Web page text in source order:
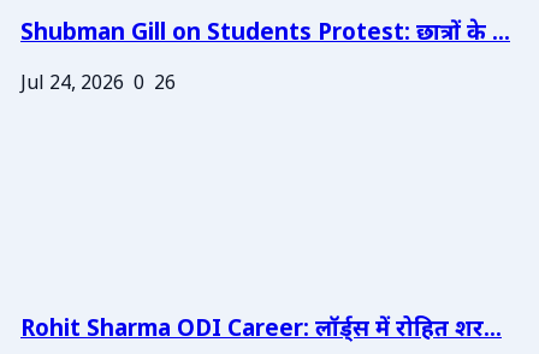
Shubman Gill on Students Protest: छात्रों के ...
Jul 24, 2026 0 26
Rohit Sharma ODI Career: लॉर्ड्स में रोहित शर...